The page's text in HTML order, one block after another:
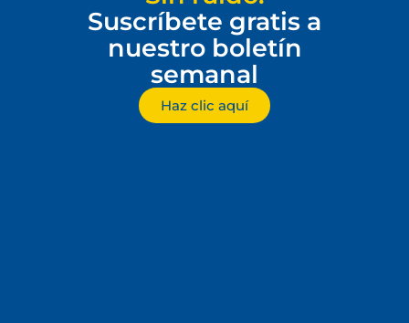
Suscríbete gratis a
nuestro boletín
semanal
Haz clic aquí